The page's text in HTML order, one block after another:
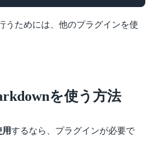
うためには、他のプラグインを使
を使う方法
するなら、プラグインが必要で